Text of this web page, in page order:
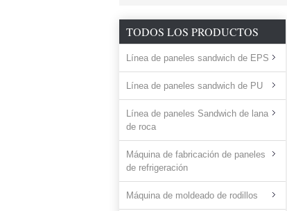
TODOS LOS PRODUCTOS
Línea de paneles sandwich de EPS
Línea de paneles sandwich de PU
Línea de paneles Sandwich de lana
de roca
Máquina de fabricación de paneles
de refrigeración
Máquina de moldeado de rodillos